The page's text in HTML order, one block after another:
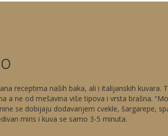
receptima naših baka, ali i italijanskih kuvara.
ne od mešavina više tipova i vrsta brašna.
se dobijaju dodavanjem cvekle, šargarepe,
miris i kuva se samo 3-5 minutа.